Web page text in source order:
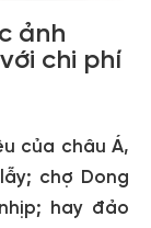
ảnh
chi phí
của châu Á,
chợ Dong
hay đảo